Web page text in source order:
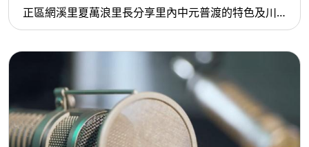
正區網溪里夏萬浪里長分享里內中元普渡的特色及川
端碼頭目前興建工程進展及未來休憩規劃